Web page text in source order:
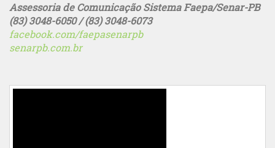
Assessoria de Comunicação Sistema Faepa/Senar-PB
(83) 3048-6050 / (83) 3048-6073
facebook.com/faepasenarpb
senarpb.com.br